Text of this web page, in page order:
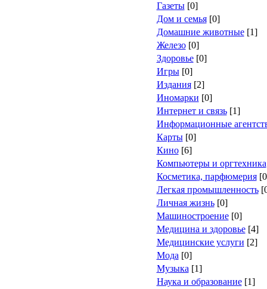
Газеты[0]
Дом и семья[0]
Домашние животные[1]
Железо[0]
Здоровье[0]
Игры[0]
Издания[2]
Иномарки [0]
Интернет и связь[1]
Информационные
Карты[0]
Кино[6]
Компьютеры и оргтехника
Косметика, парфюмерия
Легкая промышленность
Личная жизнь[0]
Машиностроение[0]
Медицина и здоровье[4]
Медицинские услуги [2]
Мода [0]
Музыка [1]
Наука и образование[1]